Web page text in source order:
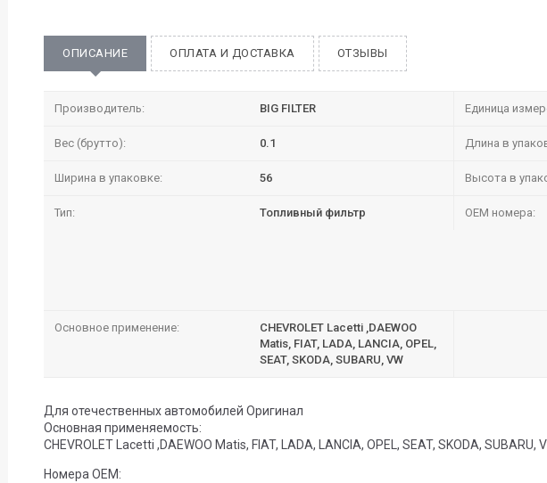
ОПИСАНИЕ ОПЛАТА И ДОСТАВКА ОТЗЫВЫ
Производитель: BIG FILTER Единица
Вес (брутто): 0.1 Длина в
Ширина в упаковке: 56 Высота в
Тип: Топливный фильтр OEM номера:
Основное применение:
CHEVROLET Lacetti ,DAEWOO
Matis, FIAT, LADA, LANCIA, OPEL,
SEAT, SKODA, SUBARU, VW
Для отечественных автомобилей Оригинал
Основная применяемость:
CHEVROLET Lacetti ,DAEWOO Matis, FIAT, LADA, LANCIA, OPEL, SEAT, SKODA, SUBARU,
Номера OEM: